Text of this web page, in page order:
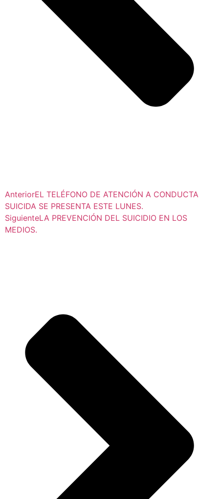
AnteriorEL TELÉFONO DE ATENCIÓN A CONDUCTA
SUICIDA SE PRESENTA ESTE LUNES.
SiguienteLA PREVENCIÓN DEL SUICIDIO EN LOS
MEDIOS.